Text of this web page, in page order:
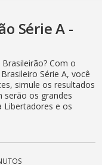
Série A -
Com o
Série A, você
simule os resultados
serão os grandes
Libertadores e os